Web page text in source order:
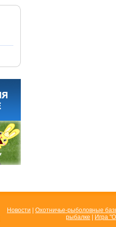
Новости
Охотничье-рыболовные
рыбалке
Игра